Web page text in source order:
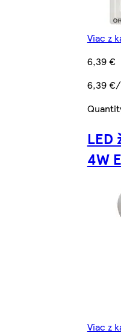
Viac z
6,39 €
6,39
LED
4W
Viac z